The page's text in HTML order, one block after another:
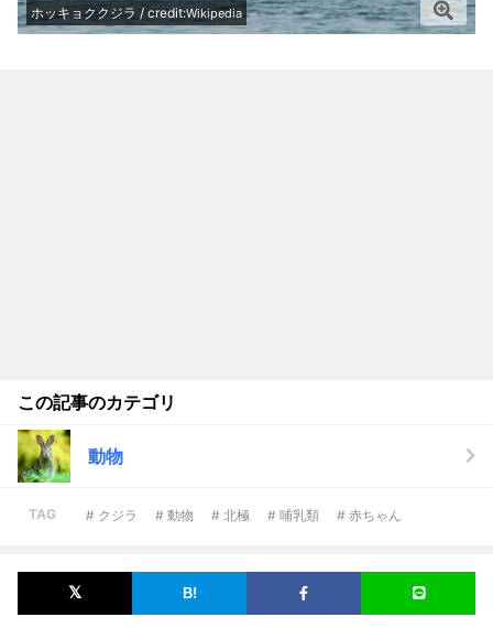
ホッキョククジラ / credit:Wikipedia
この記事のカテゴリ
動物
TAG # クジラ # 動物 # 北極 # 哺乳類 # 赤ちゃん